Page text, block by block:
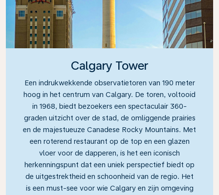
Calgary Tower
Een indrukwekkende observatietoren van 190 meter
hoog in het centrum van Calgary. De toren, voltooid
in 1968, biedt bezoekers een spectaculair 360-
graden uitzicht over de stad, de omliggende prairies
en de majestueuze Canadese Rocky Mountains. Met
een roterend restaurant op de top en een glazen
vloer voor de dapperen, is het een iconisch
herkenningspunt dat een uniek perspectief biedt op
de uitgestrektheid en schoonheid van de regio. Het
is een must-see voor wie Calgary en zijn omgeving